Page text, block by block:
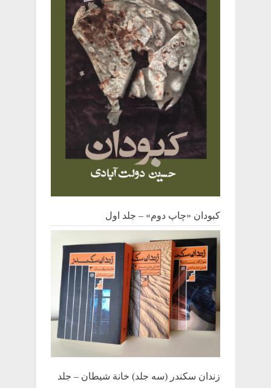
کبودان «چاپ دوم» – جلد اول
زندان سکندر (سه جلد) خانة شیطان – جلد